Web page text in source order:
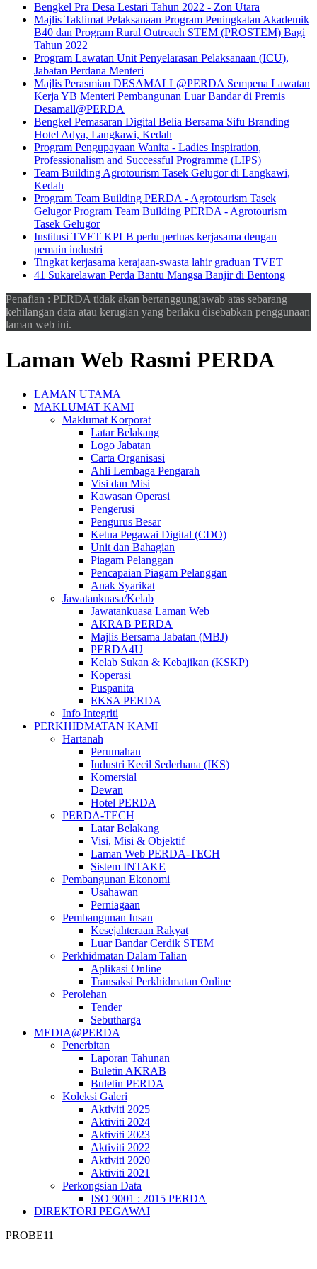
Bengkel Pra Desa Lestari Tahun 2022 - Zon Utara
Majlis Taklimat Pelaksanaan Program Peningkatan Akademik
B40 dan Program Rural Outreach STEM (PROSTEM) Bagi
Tahun 2022
Program Lawatan Unit Penyelarasan Pelaksanaan (ICU),
Jabatan Perdana Menteri
Majlis Perasmian DESAMALL@PERDA Sempena Lawatan
Kerja YB Menteri Pembangunan Luar Bandar di Premis
Desamall@PERDA
Bengkel Pemasaran Digital Belia Bersama Sifu Branding
Hotel Adya, Langkawi, Kedah
Program Pengupayaan Wanita - Ladies Inspiration,
Professionalism and Successful Programme (LIPS)
Team Building Agrotourism Tasek Gelugor di Langkawi,
Kedah
Program Team Building PERDA - Agrotourism Tasek
Gelugor Program Team Building PERDA - Agrotourism
Tasek Gelugor
Institusi TVET KPLB perlu perluas kerjasama dengan
pemain industri
Tingkat kerjasama kerajaan-swasta lahir graduan TVET
41 Sukarelawan Perda Bantu Mangsa Banjir di Bentong
Penafian : PERDA tidak akan bertanggungjawab atas sebarang
kehilangan data atau kerugian yang berlaku disebabkan penggunaan
laman web ini.
Laman Web Rasmi PERDA
LAMAN UTAMA
MAKLUMAT KAMI
Maklumat Korporat
Latar Belakang
Logo Jabatan
Carta Organisasi
Ahli Lembaga Pengarah
Visi dan Misi
Kawasan Operasi
Pengerusi
Pengurus Besar
Ketua Pegawai Digital (CDO)
Unit dan Bahagian
Piagam Pelanggan
Pencapaian Piagam Pelanggan
Anak Syarikat
Jawatankuasa/Kelab
Jawatankuasa Laman Web
AKRAB PERDA
Majlis Bersama Jabatan (MBJ)
PERDA4U
Kelab Sukan & Kebajikan (KSKP)
Koperasi
Puspanita
EKSA PERDA
Info Integriti
PERKHIDMATAN KAMI
Hartanah
Perumahan
Industri Kecil Sederhana (IKS)
Komersial
Dewan
Hotel PERDA
PERDA-TECH
Latar Belakang
Visi, Misi & Objektif
Laman Web PERDA-TECH
Sistem INTAKE
Pembangunan Ekonomi
Usahawan
Perniagaan
Pembangunan Insan
Kesejahteraan Rakyat
Luar Bandar Cerdik STEM
Perkhidmatan Dalam Talian
Aplikasi Online
Transaksi Perkhidmatan Online
Perolehan
Tender
Sebutharga
MEDIA@PERDA
Penerbitan
Laporan Tahunan
Buletin AKRAB
Buletin PERDA
Koleksi Galeri
Aktiviti 2025
Aktiviti 2024
Aktiviti 2023
Aktiviti 2022
Aktiviti 2020
Aktiviti 2021
Perkongsian Data
ISO 9001 : 2015 PERDA
DIREKTORI PEGAWAI